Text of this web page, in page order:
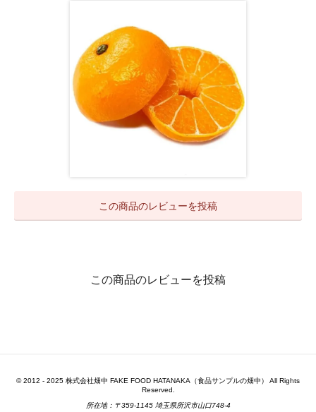
この商品のレビューを投稿
この商品のレビューを投稿
© 2012 - 2025 株式会社畑中 FAKE FOOD HATANAKA（食品サンプルの畑中） All Rights
Reserved.
所在地：〒359-1145 埼玉県所沢市山口748-4